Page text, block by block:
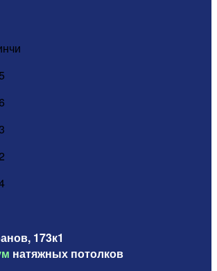
173к1
натяжных потолков